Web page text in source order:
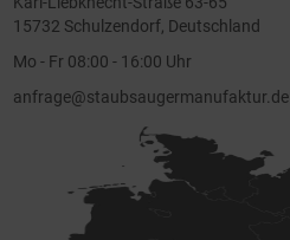
15732 Schulzendorf, Deutschland
Mo - Fr 08:00 - 16:00 Uhr
anfrage@staubsaugermanufaktur.de